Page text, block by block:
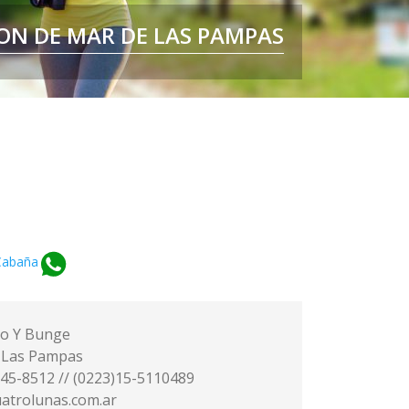
CUIDAMOS SU IDENTIDAD
MAR DE LAS PAMPAS
VIVIR SIN PRISA
DE MAR DE LAS PAMPAS
Y Bunge
Pampas
8512 // (0223)15-5110489